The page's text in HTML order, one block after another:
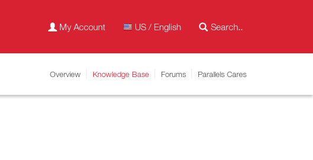
My Account US / English
Overview Knowledge Base Forums Parallels Cares